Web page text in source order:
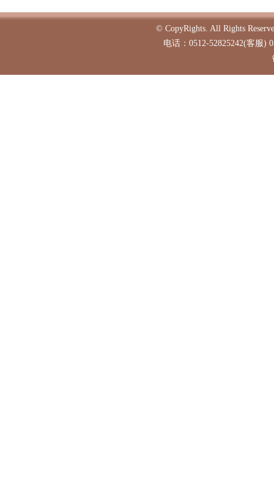
© CopyRights. All Rights
电话：0512-52825242(客服)